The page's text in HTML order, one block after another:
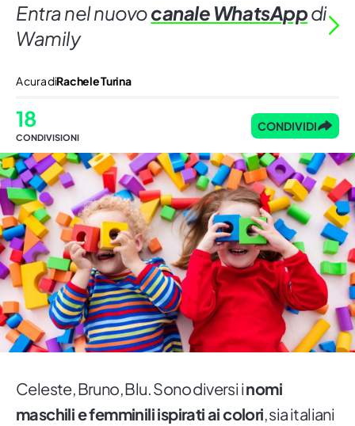
Entra nel nuovocanale WhatsAppdi
Wamily
A cura diRachele Turina
18
CONDIVISIONI
CONDIVIDI
Celeste, Bruno, Blu. Sono diversi inomi
maschili e femminili ispirati ai colori, sia italiani